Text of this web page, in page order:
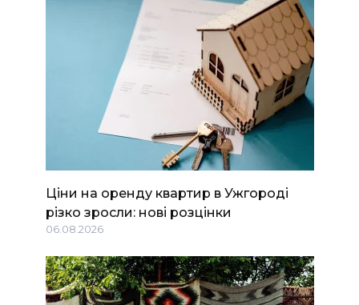
Ціни на оренду квартир в Ужгороді
різко зросли: нові розцінки
06.08.2026